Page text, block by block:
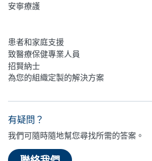
安寧療護
患者和家庭支援
致醫療保健專業人員
招賢納士
為您的組織定製的解決方案
有疑問？
我們可隨時隨地幫您尋找所需的答案。